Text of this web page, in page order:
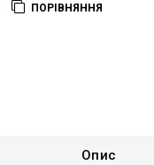
ПОРІВНЯННЯ
Опис